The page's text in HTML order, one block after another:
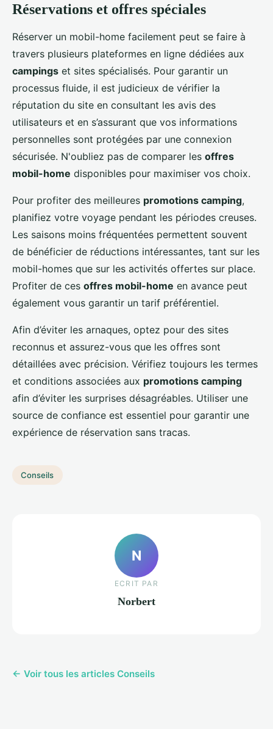
Réservations et offres spéciales
Réserver un mobil-home facilement peut se faire à
travers plusieurs plateformes en ligne dédiées aux
campings et sites spécialisés. Pour garantir un
processus fluide, il est judicieux de vérifier la
réputation du site en consultant les avis des
utilisateurs et en s’assurant que vos informations
personnelles sont protégées par une connexion
sécurisée. N'oubliez pas de comparer les offres
mobil-home disponibles pour maximiser vos choix.
Pour profiter des meilleures promotions camping,
planifiez votre voyage pendant les périodes creuses.
Les saisons moins fréquentées permettent souvent
de bénéficier de réductions intéressantes, tant sur les
mobil-homes que sur les activités offertes sur place.
Profiter de ces offres mobil-home en avance peut
également vous garantir un tarif préférentiel.
Afin d’éviter les arnaques, optez pour des sites
reconnus et assurez-vous que les offres sont
détaillées avec précision. Vérifiez toujours les termes
et conditions associées aux promotions camping
afin d’éviter les surprises désagréables. Utiliser une
source de confiance est essentiel pour garantir une
expérience de réservation sans tracas.
Conseils
N
ECRIT PAR
Norbert
← Voir tous les articles Conseils